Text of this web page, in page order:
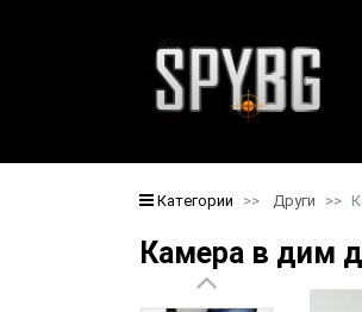
Категории Други
Камера в дим